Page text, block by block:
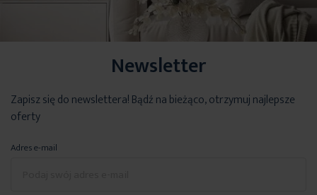
Newsletter
Zapisz się do newslettera! Bądź na bieżąco, otrzymuj najlepsze
oferty
Adres e-mail